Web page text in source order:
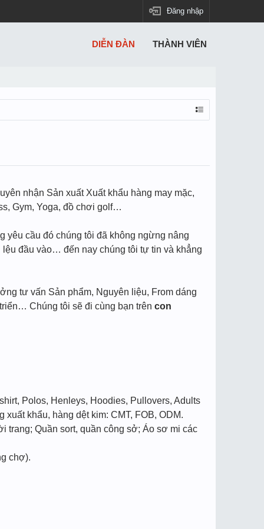
Đăng nhập
nhận Sản xuất Xuất khẩu hàng may mặc,
Gym, Yoga, đồ chơi golf…
yêu cầu đó chúng tôi đã không ngừng nâng
đầu vào… đến nay chúng tôi tự tin và khẳng
tư vấn Sản phẩm, Nguyên liệu, From dáng
Chúng tôi sẽ đi cùng bạn trên con
Polos, Henleys, Hoodies, Pullovers, Adults
khẩu, hàng dệt kim: CMT, FOB, ODM.
trang; Quần sort, quần công sở; Áo sơ mi các
chợ).
DIỄN ĐÀN THÀNH VIÊN